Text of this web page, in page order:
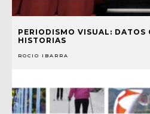
PERIODISMO VISUAL: DATOS
HISTORIAS
ROCIO IBARRA